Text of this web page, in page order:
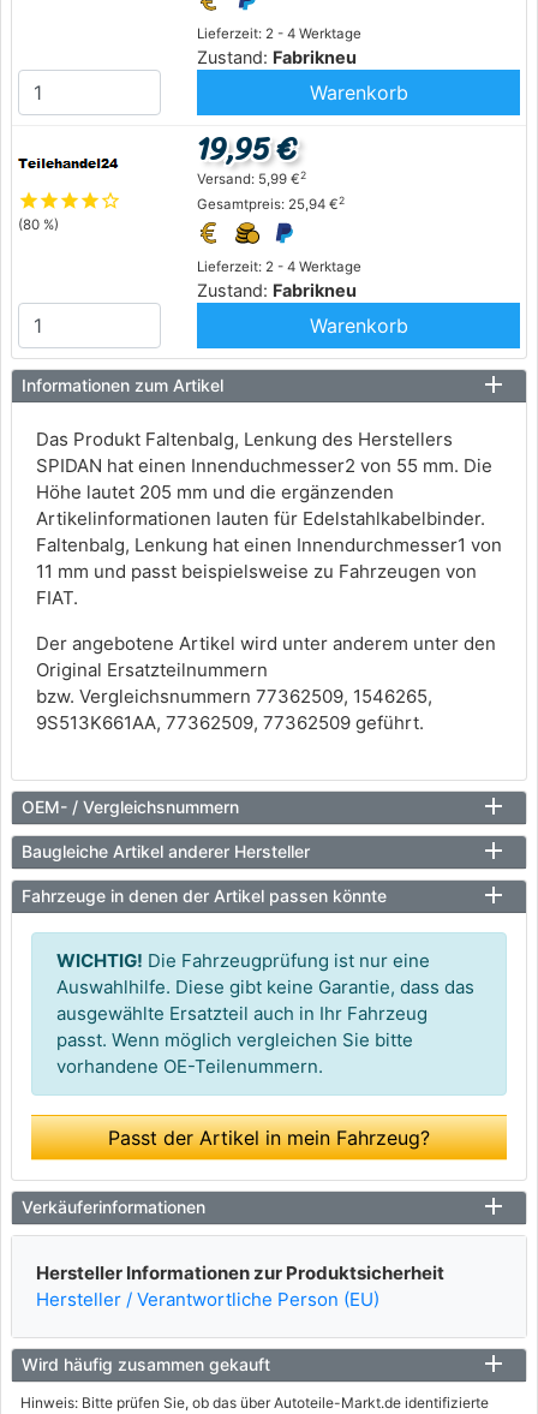
Lieferzeit: 2 - 4 Werktage
Zustand: Fabrikneu
Warenkorb
starstarstarstarstar_outline
(80 %)
Lieferzeit: 2 - 4 Werktage
Zustand: Fabrikneu
19,95 €
Versand: 5,99 €2
Gesamtpreis: 25,94 €2
Warenkorb
Informationen zum Artikel
Das Produkt Faltenbalg, Lenkung des Herstellers
SPIDAN hat einen Innenduchmesser2 von 55 mm. Die
Höhe lautet 205 mm und die ergänzenden
Artikelinformationen lauten für Edelstahlkabelbinder.
Faltenbalg, Lenkung hat einen Innendurchmesser1 von
11 mm und passt beispielsweise zu Fahrzeugen von
FIAT.
Der angebotene Artikel wird unter anderem unter den
Original Ersatzteilnummern
bzw. Vergleichsnummern 77362509, 1546265,
9S513K661AA, 77362509, 77362509 geführt.
OEM- / Vergleichsnummern
Baugleiche Artikel anderer Hersteller
Fahrzeuge in denen der Artikel passen könnte
WICHTIG! Die Fahrzeugprüfung ist nur eine
Auswahlhilfe. Diese gibt keine Garantie, dass das
ausgewählte Ersatzteil auch in Ihr Fahrzeug
passt. Wenn möglich vergleichen Sie bitte
vorhandene OE-Teilenummern.
Passt der Artikel in mein Fahrzeug?
Verkäuferinformationen
Hersteller Informationen zur Produktsicherheit
Hersteller / Verantwortliche Person (EU)
Wird häufig zusammen gekauft
Hinweis: Bitte prüfen Sie, ob das über Autoteile-Markt.de identifizierte